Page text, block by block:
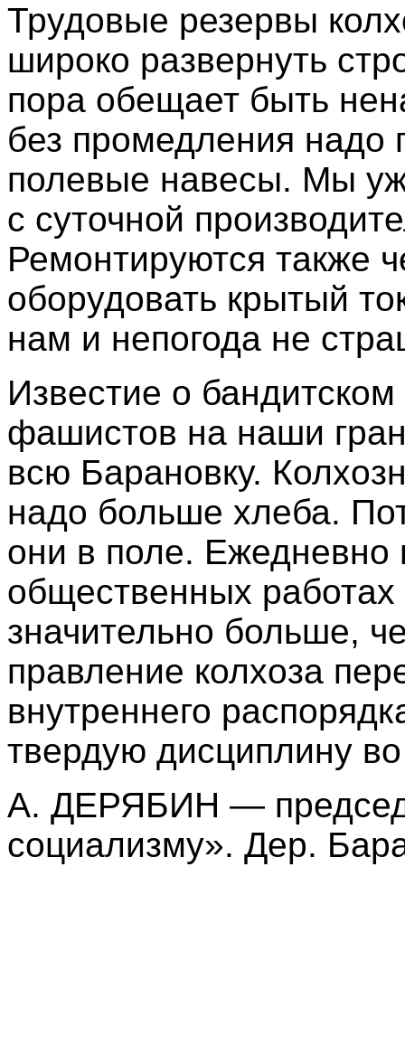
Трудовые резервы
широко развернуть
пора обещает быть
без промедления надо
полевые навесы. Мы
с суточной
Ремонтируются также
оборудовать крытый
нам и непогода не
Известие о
фашистов на наши
всю Барановку.
надо больше хлеба.
они в поле. Ежедневно
общественных
значительно больше,
правление колхоза
внутреннего
твердую дисциплину
А. ДЕРЯБИН —
социализму». Дер.